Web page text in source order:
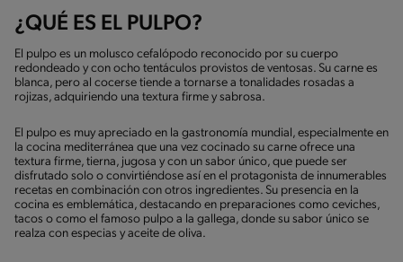
¿QUÉ ES EL PULPO?
El pulpo es un molusco cefalópodo reconocido por su cuerpo
redondeado y con ocho tentáculos provistos de ventosas. Su carne es
blanca, pero al cocerse tiende a tornarse a tonalidades rosadas a
rojizas, adquiriendo una textura firme y sabrosa.
El pulpo es muy apreciado en la gastronomía mundial, especialmente en
la cocina mediterránea que una vez cocinado su carne ofrece una
textura firme, tierna, jugosa y con un sabor único, que puede ser
disfrutado solo o convirtiéndose así en el protagonista de innumerables
recetas en combinación con otros ingredientes. Su presencia en la
cocina es emblemática, destacando en preparaciones como ceviches,
tacos o como el famoso pulpo a la gallega, donde su sabor único se
realza con especias y aceite de oliva.